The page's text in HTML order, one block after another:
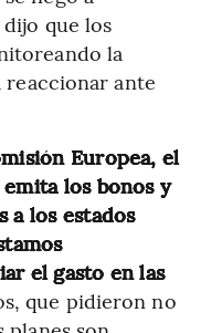
que los
la
reaccionar ante
Europea, el
los bonos y
a los estados
el gasto en las
que pidieron no